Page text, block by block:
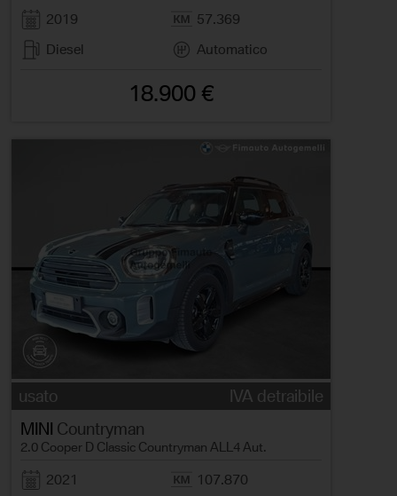
2019
57.369
Diesel
Automatico
18.900 €
usato
IVA detraibile
MINI Countryman
2.0 Cooper D Classic Countryman ALL4 Aut.
2021
107.870